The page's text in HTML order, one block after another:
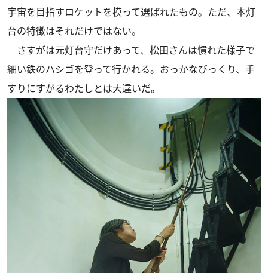
宇宙を目指すロケットを模って選ばれたもの。ただ、本灯
台の特徴はそれだけではない。
さすがは元灯台守だけあって、松田さんは慣れた様子で
細い鉄のハシゴを登って行かれる。おっかなびっくり、手
すりにすがるわたしとは大違いだ。